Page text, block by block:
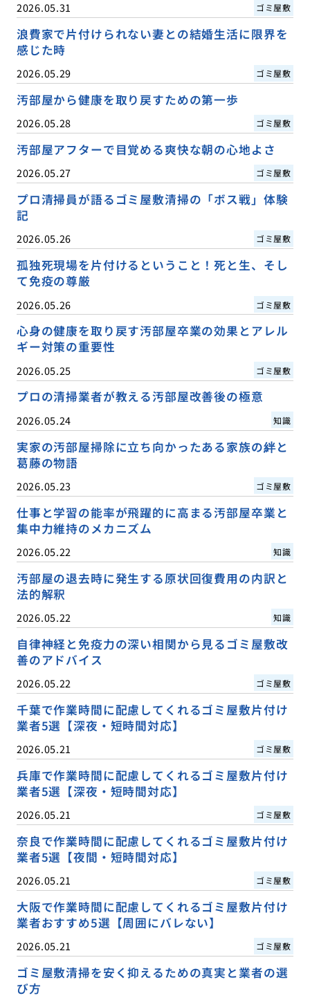
2026.05.31 ゴミ屋敷
浪費家で片付けられない妻との結婚生活に限界を
感じた時
2026.05.29 ゴミ屋敷
汚部屋から健康を取り戻すための第一歩
2026.05.28 ゴミ屋敷
汚部屋アフターで目覚める爽快な朝の心地よさ
2026.05.27 ゴミ屋敷
プロ清掃員が語るゴミ屋敷清掃の「ボス戦」体験
記
2026.05.26 ゴミ屋敷
孤独死現場を片付けるということ！死と生、そし
て免疫の尊厳
2026.05.26 ゴミ屋敷
心身の健康を取り戻す汚部屋卒業の効果とアレル
ギー対策の重要性
2026.05.25 ゴミ屋敷
プロの清掃業者が教える汚部屋改善後の極意
2026.05.24 知識
実家の汚部屋掃除に立ち向かったある家族の絆と
葛藤の物語
2026.05.23 ゴミ屋敷
仕事と学習の能率が飛躍的に高まる汚部屋卒業と
集中力維持のメカニズム
2026.05.22 知識
汚部屋の退去時に発生する原状回復費用の内訳と
法的解釈
2026.05.22 知識
自律神経と免疫力の深い相関から見るゴミ屋敷改
善のアドバイス
2026.05.22 ゴミ屋敷
千葉で作業時間に配慮してくれるゴミ屋敷片付け
業者5選【深夜・短時間対応】
2026.05.21 ゴミ屋敷
兵庫で作業時間に配慮してくれるゴミ屋敷片付け
業者5選【深夜・短時間対応】
2026.05.21 ゴミ屋敷
奈良で作業時間に配慮してくれるゴミ屋敷片付け
業者5選【夜間・短時間対応】
2026.05.21 ゴミ屋敷
大阪で作業時間に配慮してくれるゴミ屋敷片付け
業者おすすめ5選【周囲にバレない】
2026.05.21 ゴミ屋敷
ゴミ屋敷清掃を安く抑えるための真実と業者の選
び方